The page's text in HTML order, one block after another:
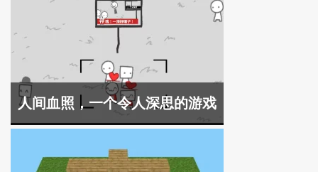
人间血照，一个令人深思的游戏